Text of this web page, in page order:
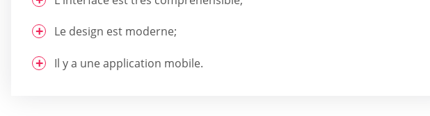
Le design est moderne;
Il y a une application mobile.